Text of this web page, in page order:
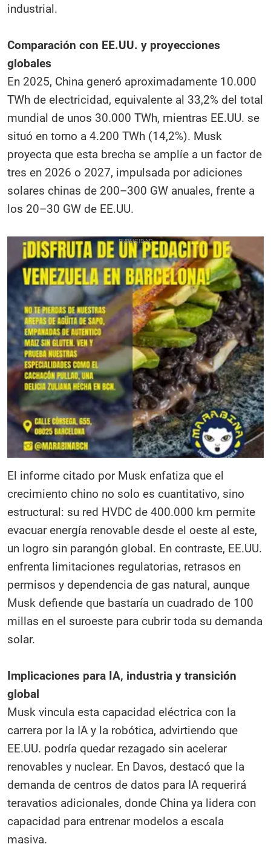
industrial.
Comparación con EE.UU. y proyecciones
globales
En 2025, China generó aproximadamente 10.000
TWh de electricidad, equivalente al 33,2% del total
mundial de unos 30.000 TWh, mientras EE.UU. se
situó en torno a 4.200 TWh (14,2%). Musk
proyecta que esta brecha se amplíe a un factor de
tres en 2026 o 2027, impulsada por adiciones
solares chinas de 200–300 GW anuales, frente a
los 20–30 GW de EE.UU.
El informe citado por Musk enfatiza que el
crecimiento chino no solo es cuantitativo, sino
estructural: su red HVDC de 400.000 km permite
evacuar energía renovable desde el oeste al este,
un logro sin parangón global. En contraste, EE.UU.
enfrenta limitaciones regulatorias, retrasos en
permisos y dependencia de gas natural, aunque
Musk defiende que bastaría un cuadrado de 100
millas en el suroeste para cubrir toda su demanda
solar.
Implicaciones para IA, industria y transición
global
Musk vincula esta capacidad eléctrica con la
carrera por la IA y la robótica, advirtiendo que
EE.UU. podría quedar rezagado sin acelerar
renovables y nuclear. En Davos, destacó que la
demanda de centros de datos para IA requerirá
teravatios adicionales, donde China ya lidera con
capacidad para entrenar modelos a escala
masiva.